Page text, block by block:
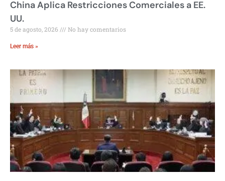
China Aplica Restricciones Comerciales a EE.
UU.
5 de agosto, 2026 No hay comentarios
Leer más »